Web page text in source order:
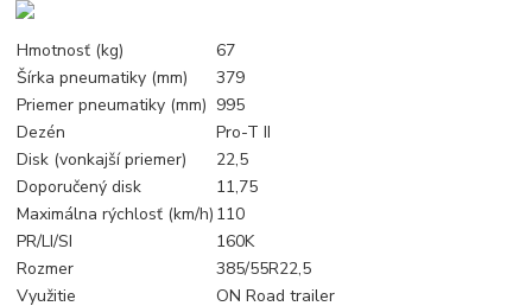
Hmotnosť (kg)
67
Šírka pneumatiky (mm)
379
Priemer pneumatiky (mm) 995
Dezén
Pro-T II
Disk (vonkajší priemer)
22,5
Doporučený disk
11,75
Maximálna rýchlosť (km/h) 110
PR/LI/SI
160K
Rozmer
385/55R22,5
Využitie
ON Road trailer